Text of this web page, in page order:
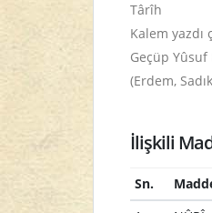
Târîh
Kalem
Geçüp Yûsuf
(Erdem,
İlişkili
Sn.